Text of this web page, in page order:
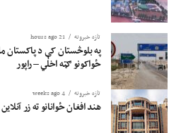
تازه خبرونه 21 hours ago
په بلوڅستان کې د پاکستان
ځواکونو ګټه اخلي – راپور
تازه خبرونه 4 weeks ago
هند افغان ځوانانو ته زر